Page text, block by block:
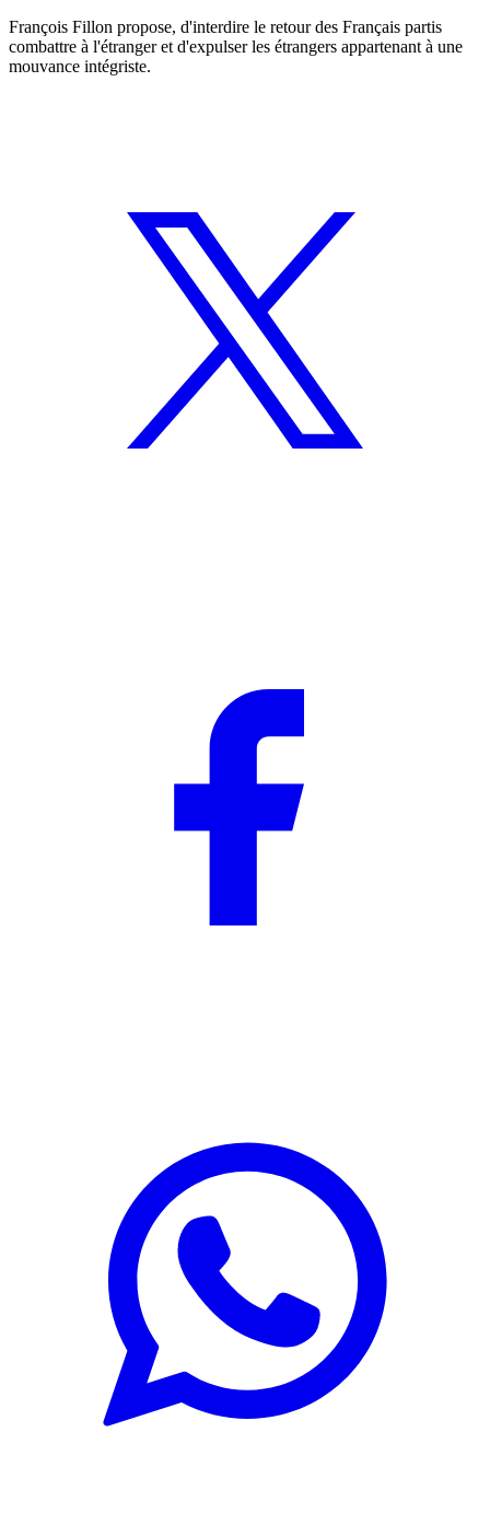
François Fillon propose, d'interdire le retour des Français partis
combattre à l'étranger et d'expulser les étrangers appartenant à une
mouvance intégriste.